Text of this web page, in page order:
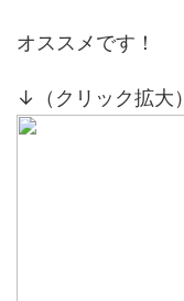
オススメです！
↓（クリック拡大）